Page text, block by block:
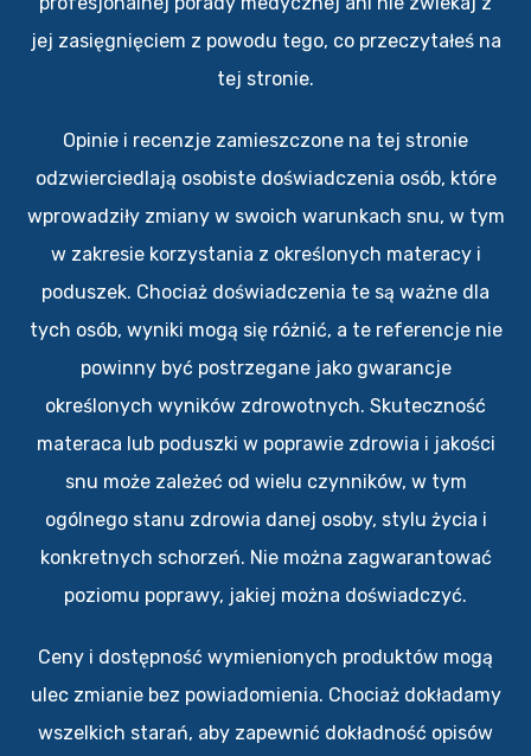
jej zasięgnięciem z powodu tego, co przeczytałeś na
tej stronie.
Opinie i recenzje zamieszczone na tej stronie
odzwierciedlają osobiste doświadczenia osób, które
wprowadziły zmiany w swoich warunkach snu, w tym
w zakresie korzystania z określonych materacy i
poduszek. Chociaż doświadczenia te są ważne dla
tych osób, wyniki mogą się różnić, a te referencje nie
powinny być postrzegane jako gwarancje
określonych wyników zdrowotnych. Skuteczność
materaca lub poduszki w poprawie zdrowia i jakości
snu może zależeć od wielu czynników, w tym
ogólnego stanu zdrowia danej osoby, stylu życia i
konkretnych schorzeń. Nie można zagwarantować
poziomu poprawy, jakiej można doświadczyć.
Ceny i dostępność wymienionych produktów mogą
ulec zmianie bez powiadomienia. Chociaż dokładamy
wszelkich starań, aby zapewnić dokładność opisów